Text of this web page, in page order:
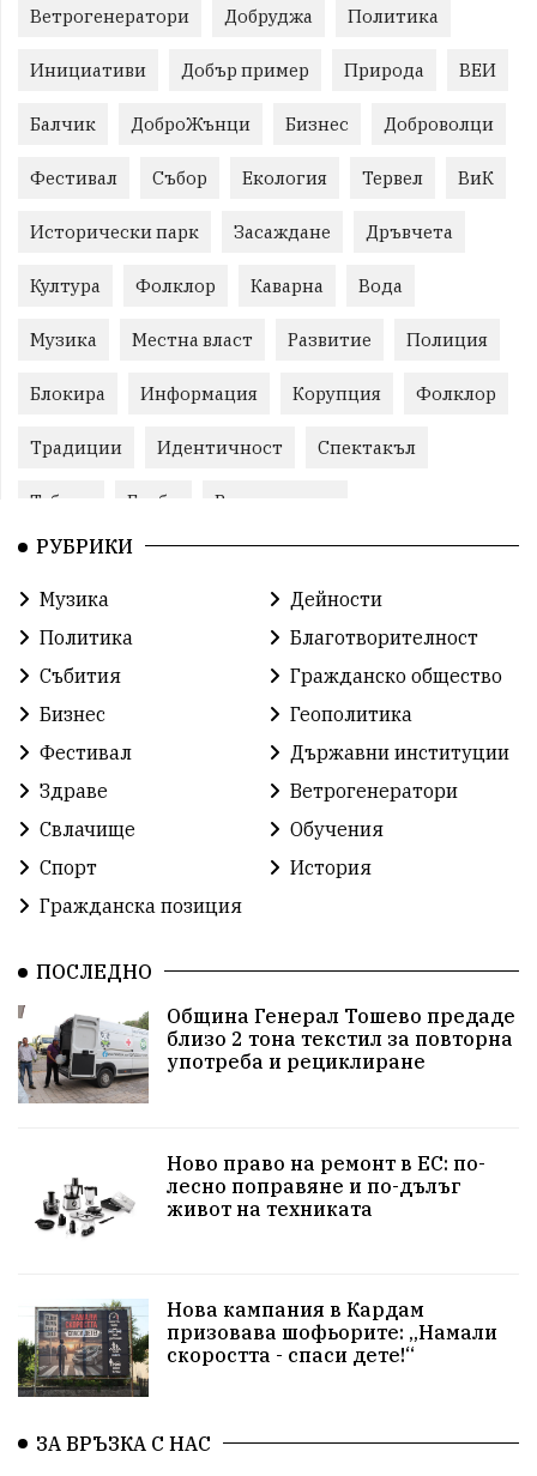
Ветрогенератори Добруджа Политика
Инициативи Добър пример Природа ВЕИ
Балчик ДоброЖънци Бизнес Доброволци
Фестивал Събор Екология Тервел ВиК
Исторически парк Засаждане Дръвчета
Култура Фолклор Каварна Вода
Музика Местна власт Развитие Полиция
Блокира Информация Корупция Фолклор
Традиции Идентичност Спектакъл
Табели Глоби Велотуризъм
Благотворителност
Работа Народност
Ретро Международен Футбол
Лига екология протест
Одринци
Концерт Победа Баскетбол
Усмивки история празник
Община Добрич
Шах Балканиада Спорт Световен
Шампион
Общност Крушари
РУБРИКИ
Музика
Дейности
Политика
Благотворителност
Събития
Гражданско общество
Бизнес
Геополитика
Фестивал
Държавни институции
Здраве
Ветрогенератори
Свлачище
Обучения
Спорт
История
Гражданска позиция
ПОСЛЕДНО
Община Генерал Тошево предаде
близо 2 тона текстил за повторна
употреба и рециклиране
Ново право на ремонт в ЕС: по-
лесно поправяне и по-дълъг
живот на техниката
Нова кампания в Кардам
призовава шофьорите: „Намали
скоростта - спаси дете!“
ЗА ВРЪЗКА С НАС